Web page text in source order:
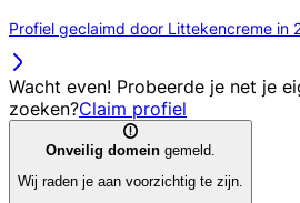
Profiel geclaimd door Littekencreme in
Wacht even! Probeerde je net je
zoeken?Claim profiel
Onveilig domein gemeld.
Wij raden je aan voorzichtig te zijn.